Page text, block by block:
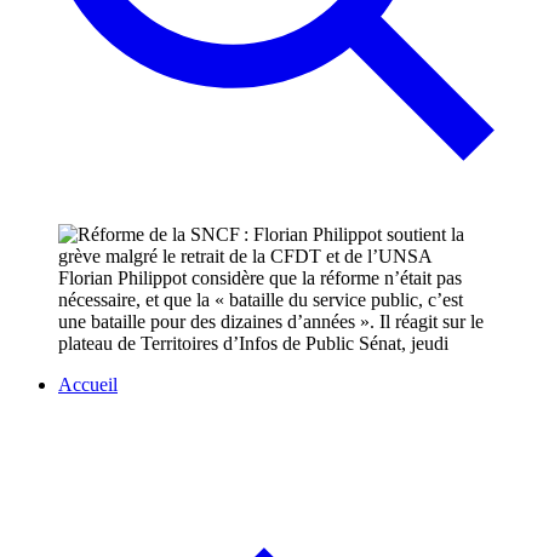
Florian Philippot considère que la réforme n’était pas
nécessaire, et que la « bataille du service public, c’est
une bataille pour des dizaines d’années ». Il réagit sur le
plateau de Territoires d’Infos de Public Sénat, jeudi
Accueil